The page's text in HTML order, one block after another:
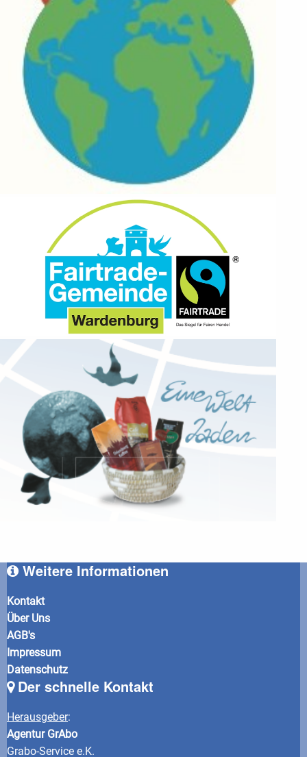
Weitere Informationen
Kontakt
Über Uns
AGB's
Impressum
Datenschutz
Der schnelle Kontakt
Herausgeber:
Agentur GrAbo
Grabo-Service e.K.